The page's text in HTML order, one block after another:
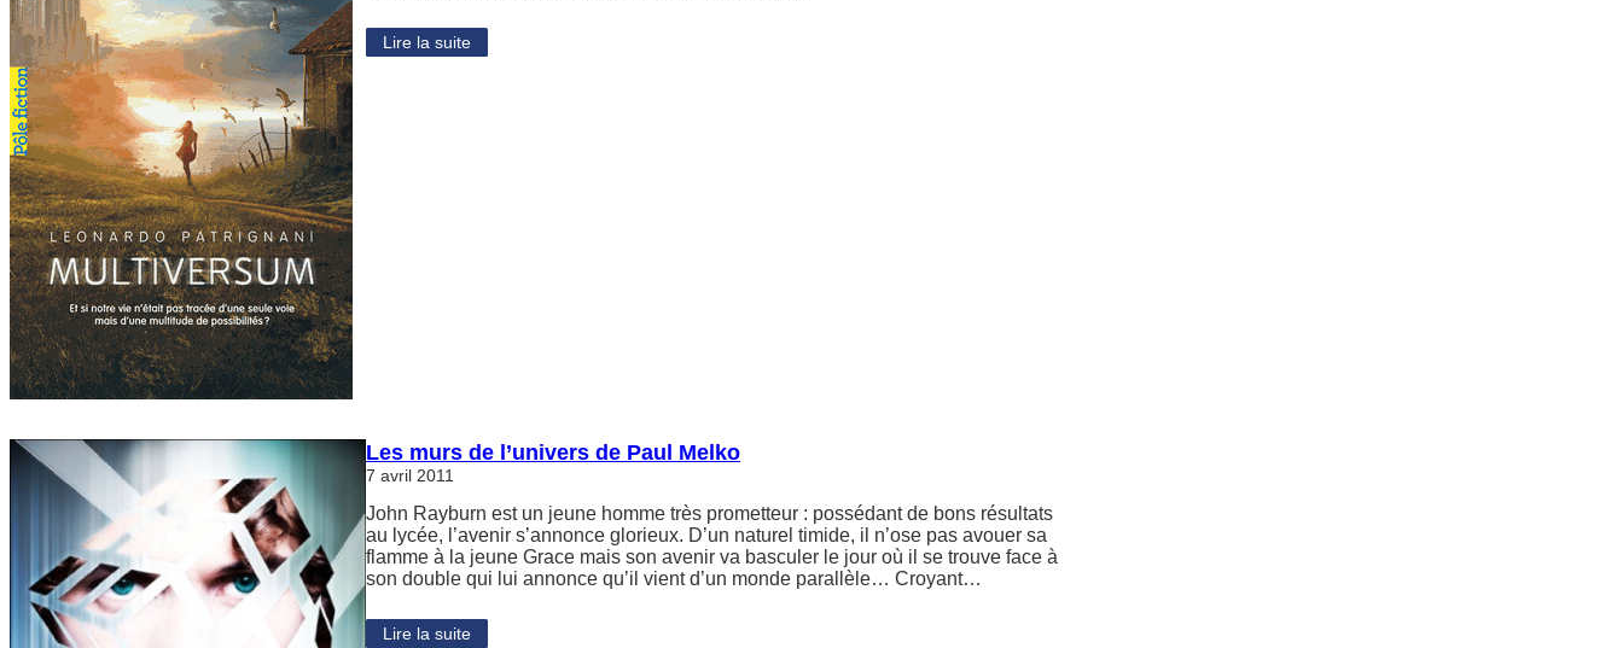
Lire la suite
Les murs de l’univers de Paul Melko
7 avril 2011
John Rayburn est un jeune homme très prometteur : possédant de bons résultats
au lycée, l’avenir s’annonce glorieux. D’un naturel timide, il n’ose pas avouer sa
flamme à la jeune Grace mais son avenir va basculer le jour où il se trouve face à
son double qui lui annonce qu’il vient d’un monde parallèle… Croyant…
Lire la suite